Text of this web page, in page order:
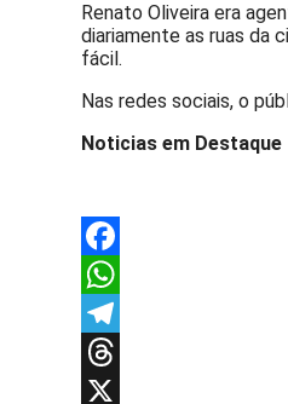
Renato Oliveira era
diariamente as ruas da
fácil.
Nas redes sociais, o
Noticias em Destaque
Facebook
WhatsApp
Telegram
Threads